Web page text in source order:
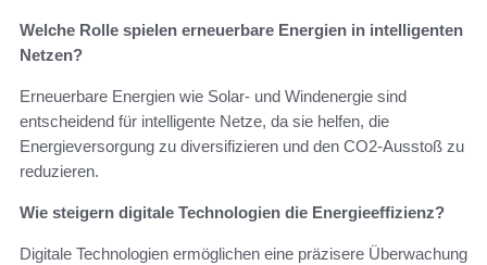
Welche Rolle spielen erneuerbare Energien in intelligenten
Netzen?
Erneuerbare Energien wie Solar- und Windenergie sind
entscheidend für intelligente Netze, da sie helfen, die
Energieversorgung zu diversifizieren und den CO2-Ausstoß zu
reduzieren.
Wie steigern digitale Technologien die Energieeffizienz?
Digitale Technologien ermöglichen eine präzisere Überwachung